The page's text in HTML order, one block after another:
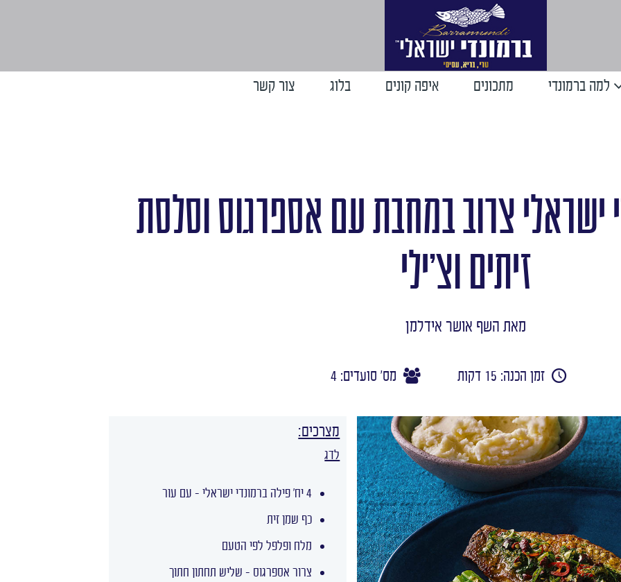
למה ברמונדי מתכונים איפה קונים בלוג צור קשר
ישראלי צרוב במחבת עם אספרגוס וסלסת
זיתים וצ'ילי
מאת השף אושר אידלמן
זמן הכנה: 15 דקות מס' סועדים: 4
מצרכים:
לדג
4 יח' פילה ברמונדי ישראלי – עם עור
כף שמן זית
מלח ופלפל לפי הטעם
צרור אספרגוס – שליש תחתון חתוך